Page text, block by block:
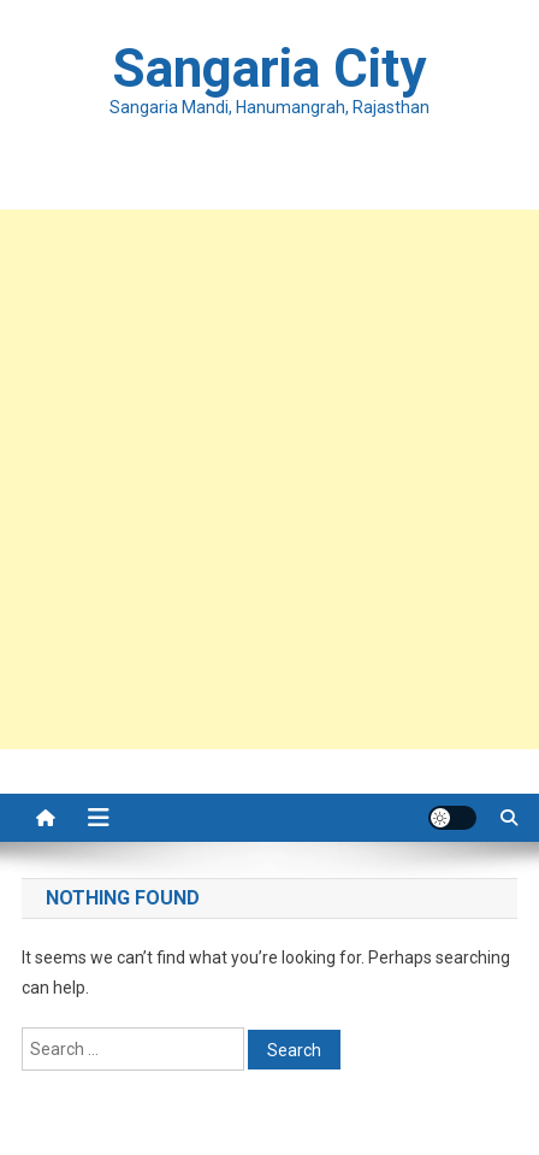
Sangaria City
Sangaria Mandi, Hanumangrah, Rajasthan
NOTHING FOUND
It seems we can’t find what you’re looking for. Perhaps searching
can help.
Search
for: